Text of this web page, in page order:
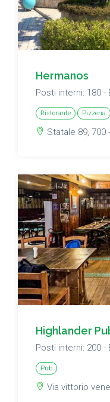
Hermanos
Posti interni: 180 -
Ristorante Pizzeria
Statale 89, 700
Highlander
Posti interni: 200 -
Pub
Via vittorio